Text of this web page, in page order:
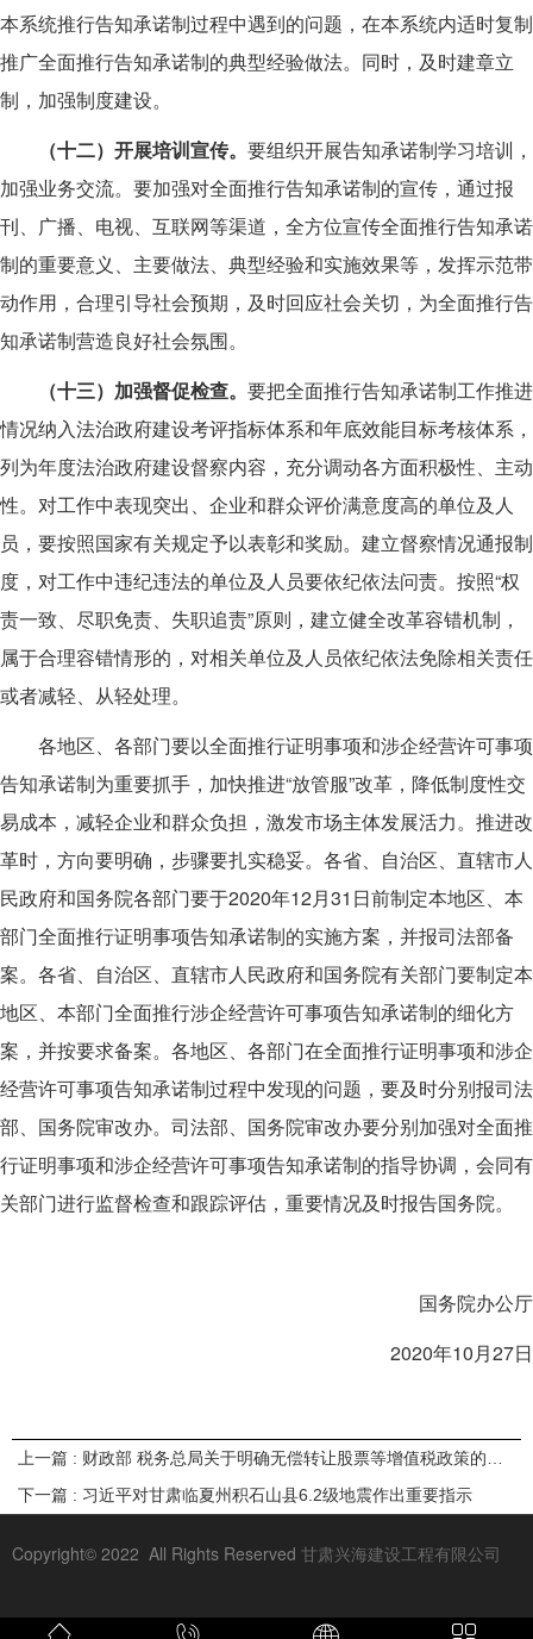
本系统推行告知承诺制过程中遇到的问题，在本系统内适时复制
推广全面推行告知承诺制的典型经验做法。同时，及时建章立
制，加强制度建设。
（十二）开展培训宣传。 要组织开展告知承诺制学习培训，
加强业务交流。要加强对全面推行告知承诺制的宣传，通过报
刊、广播、电视、互联网等渠道，全方位宣传全面推行告知承诺
制的重要意义、主要做法、典型经验和实施效果等，发挥示范带
动作用，合理引导社会预期，及时回应社会关切，为全面推行告
知承诺制营造良好社会氛围。
（十三）加强督促检查。 要把全面推行告知承诺制工作推进
情况纳入法治政府建设考评指标体系和年底效能目标考核体系，
列为年度法治政府建设督察内容，充分调动各方面积极性、主动
性。对工作中表现突出、企业和群众评价满意度高的单位及人
员，要按照国家有关规定予以表彰和奖励。建立督察情况通报制
度，对工作中违纪违法的单位及人员要依纪依法问责。按照“权
责一致、尽职免责、失职追责”原则，建立健全改革容错机制，
属于合理容错情形的，对相关单位及人员依纪依法免除相关责任
或者减轻、从轻处理。
各地区、各部门要以全面推行证明事项和涉企经营许可事项
告知承诺制为重要抓手，加快推进“放管服”改革，降低制度性交
易成本，减轻企业和群众负担，激发市场主体发展活力。推进改
革时，方向要明确，步骤要扎实稳妥。各省、自治区、直辖市人
民政府和国务院各部门要于2020年12月31日前制定本地区、本
部门全面推行证明事项告知承诺制的实施方案，并报司法部备
案。各省、自治区、直辖市人民政府和国务院有关部门要制定本
地区、本部门全面推行涉企经营许可事项告知承诺制的细化方
案，并按要求备案。各地区、各部门在全面推行证明事项和涉企
经营许可事项告知承诺制过程中发现的问题，要及时分别报司法
部、国务院审改办。司法部、国务院审改办要分别加强对全面推
行证明事项和涉企经营许可事项告知承诺制的指导协调，会同有
关部门进行监督检查和跟踪评估，重要情况及时报告国务院。
国务院办公厅
2020年10月27日
下一篇 : 习近平对甘肃临夏州积石山县6.2级地震作出重要指示
Copyright© 2022 All Rights Reserved 甘肃兴海建设工程有限公司